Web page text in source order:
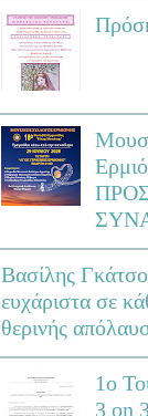
Βασίλης
ευχάριστα σε
θερινής
1ο
3 on